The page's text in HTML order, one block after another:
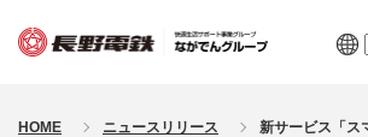
HOME ニュースリリース 新サービス「ス